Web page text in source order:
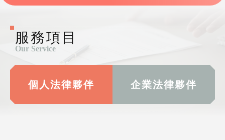
服務項目
Our Service
個人法律夥伴 企業法律夥伴